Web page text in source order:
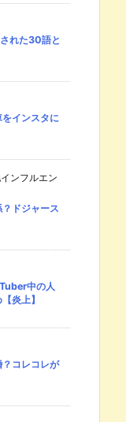
れた30語と
をインスタに
ンフルエン
？ドジャース
中の人
炎上】
？コレコレが